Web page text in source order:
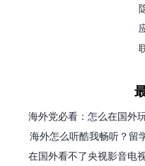
海外怎么听酷我畅听？留